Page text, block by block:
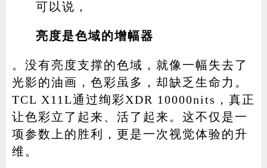
可以说，
亮度是色域的增幅器
。没有亮度支撑的色域，就像一幅失去了
光影的油画，色彩虽多，却缺乏生命力。
TCL X11L通过绚彩XDR 10000nits，真正
让色彩立了起来、活了起来。这不仅是一
项参数上的胜利，更是一次视觉体验的升
维。